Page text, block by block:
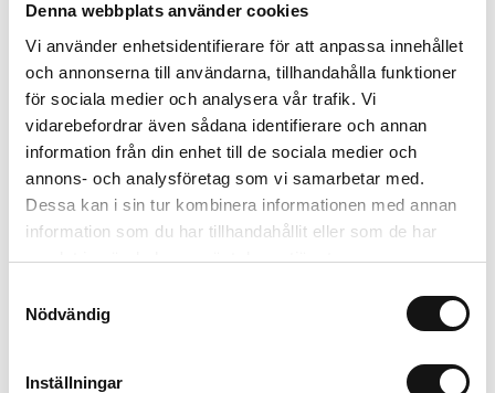
Denna webbplats använder cookies
Vi använder enhetsidentifierare för att anpassa innehållet
och annonserna till användarna, tillhandahålla funktioner
för sociala medier och analysera vår trafik. Vi
vidarebefordrar även sådana identifierare och annan
information från din enhet till de sociala medier och
annons- och analysföretag som vi samarbetar med.
Dessa kan i sin tur kombinera informationen med annan
information som du har tillhandahållit eller som de har
samlat in när du har använt deras tjänster.
Nödvändig
Inställningar
Artikelnr: SVS84100
Beställningsvara, 1-2v
Inkl. moms: 46 kr
Lägg i varukorgen
Trygg betalning
Ekologiskt utbud
Beskrivning
Recensioner